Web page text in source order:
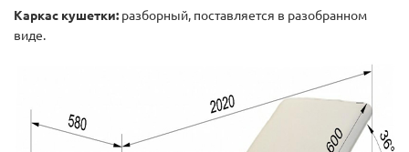
Каркас кушетки: разборный, поставляется в разобранном
виде.